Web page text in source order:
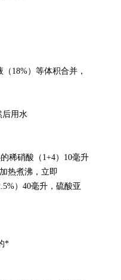
（ 18%）等体积合并，
后用水
稀硝酸（ 1+4） 10毫升
热煮沸，立即
） 40毫升，硫酸亚
*